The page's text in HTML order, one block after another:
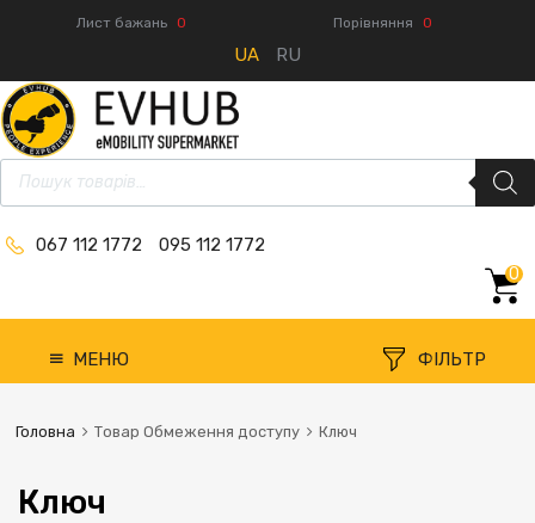
Лист бажань 0 Порівняння 0
UA RU
067 112 1772 095 112 1772
0
МЕНЮ ФІЛЬТР
Головна Товар Обмеження доступу Ключ
Ключ